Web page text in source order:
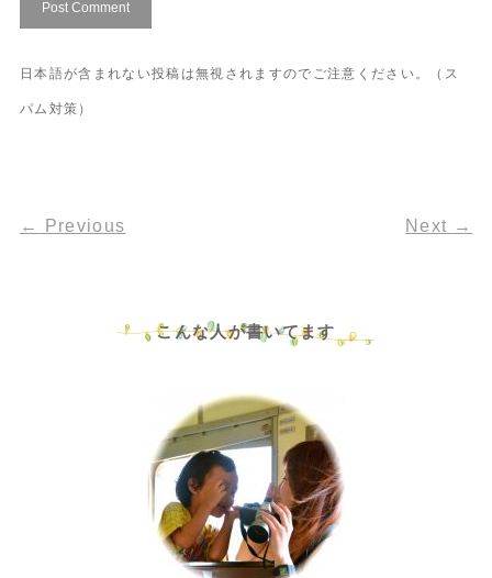
日本語が含まれない投稿は無視されますのでご注意ください。（ス
パム対策）
← Previous Next →
こんな人が書いてます